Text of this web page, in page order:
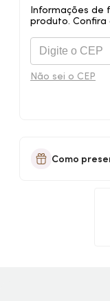
Informações de
produto. Confira
Não sei o CEP
Como